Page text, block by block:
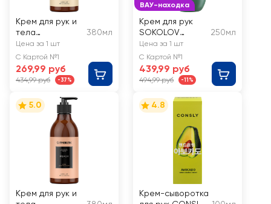
Крем для рук и
тела
SYNERGETIC
Табак, ваниль
380мл
Цена за 1 шт
С Картой №1
269,99 руб
434,99 руб -37%
ВАУ-находка
Крем для рук
SOKOLOV
Basil&mandarin
250мл
Цена за 1 шт
С Картой №1
439,99 руб
494,99 руб -11%
5.0
Крем для рук и
4.8
Крем-сыворотка